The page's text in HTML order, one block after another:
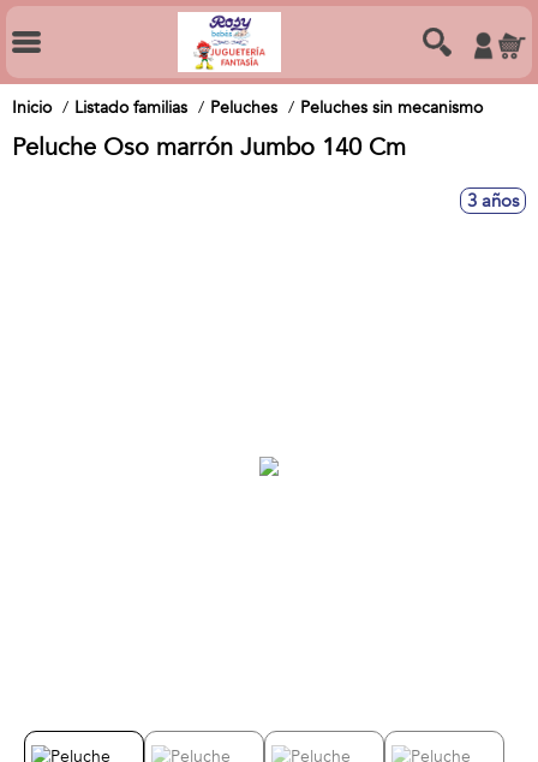
Inicio Listado familias Peluches Peluches sin mecanismo
Peluche Oso marrón Jumbo 140 Cm
3 años